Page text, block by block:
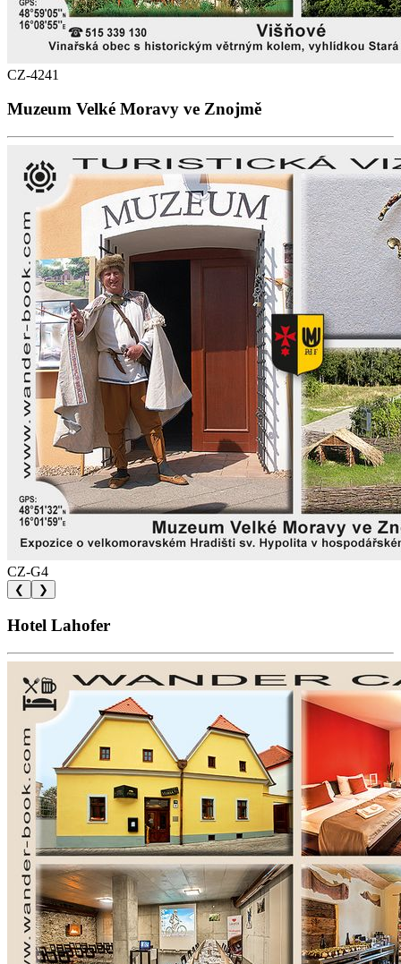
CZ-4241
Muzeum Velké Moravy ve Znojmě
CZ-G4
❮ ❯
Hotel Lahofer